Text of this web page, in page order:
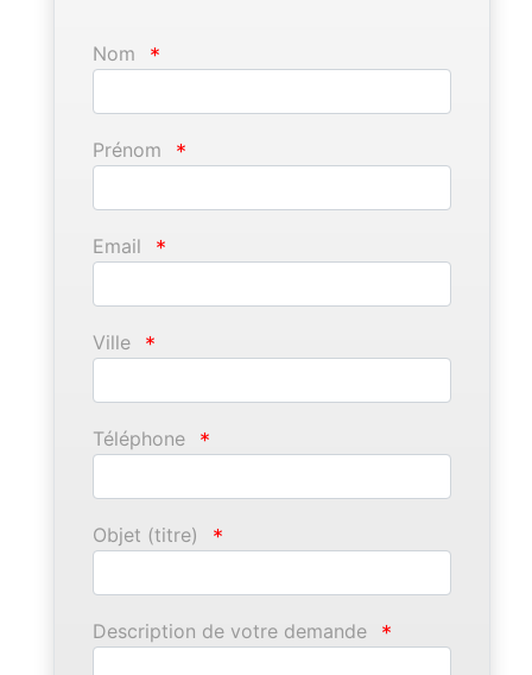
Nom *
Prénom *
Email *
Ville *
Téléphone *
Objet (titre) *
Description de votre demande *